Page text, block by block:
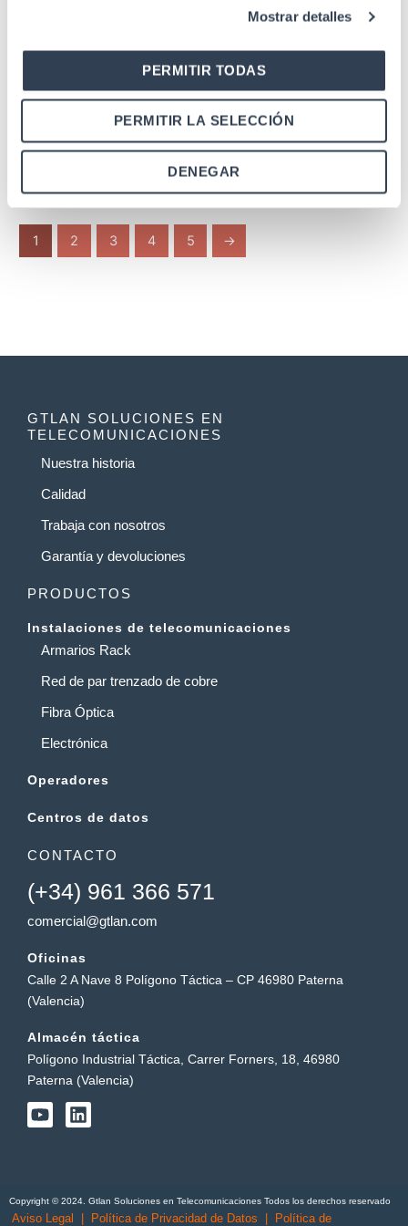
Mostrar detalles
PERMITIR TODAS
PERMITIR LA SELECCIÓN
DENEGAR
Cajas de fibra óptica
Caja derivación F.O., por
SKU: 35CMOP
Cajas de fibra óptica
Caja interior F.O.
1 2 3 4 5 →
GTLAN SOLUCIONES EN
TELECOMUNICACIONES
Nuestra historia
Calidad
Trabaja con nosotros
Garantía y devoluciones
PRODUCTOS
Instalaciones de telecomunicaciones
Armarios Rack
Red de par trenzado de cobre
Fibra Óptica
Electrónica
Operadores
Centros de datos
CONTACTO
(+34) 961 366 571
comercial@gtlan.com
Oficinas
Calle 2 A Nave 8 Polígono Táctica – CP 46980 Paterna
(Valencia)
Almacén táctica
Polígono Industrial Táctica, Carrer Forners, 18, 46980
Paterna (Valencia)
Y
o
e
L
i
i
Copyright © 2024. Gtlan Soluciones en Telecomunicaciones Todos los derechos reservado
Aviso Legal | Política de Privacidad de Datos | Política de